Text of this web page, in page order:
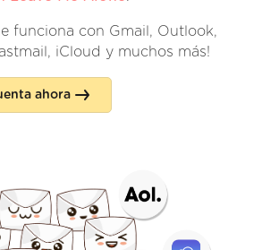
funciona con Gmail, Outlook,
iCloud y muchos más!
ahora